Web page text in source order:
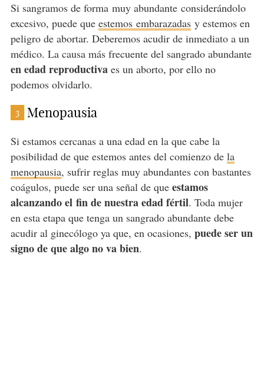
Si sangramos de forma muy abundante considerándolo
excesivo, puede que estemos embarazadasy estemos en
peligro de abortar. Deberemos acudir de inmediato a un
médico. La causa más frecuente del sangrado abundante
en edad reproductivaes un aborto, por ello no
podemos olvidarlo.
3 Menopausia
Si estamos cercanas a una edad en la que cabe la
posibilidad de que estemos antes del comienzo de la
menopausia, sufrir reglas muy abundantes con bastantes
coágulos, puede ser una señal de que estamos
alcanzando el fin de nuestra edad fértil. Toda mujer
en esta etapa que tenga un sangrado abundante debe
acudir al ginecólogo ya que, en ocasiones, puede ser un
signo de que algo no va bien.